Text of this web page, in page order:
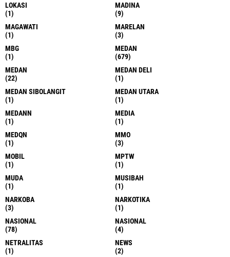
LOKASI
(1)
MADINA
(9)
MAGAWATI
(1)
MARELAN
(3)
MBG
(1)
MEDAN
(679)
MEDAN
(22)
MEDAN DELI
(1)
MEDAN SIBOLANGIT
(1)
MEDAN UTARA
(1)
MEDANN
(1)
MEDIA
(1)
MEDQN
(1)
MMO
(3)
MOBIL
(1)
MPTW
(1)
MUDA
(1)
MUSIBAH
(1)
NARKOBA
(3)
NARKOTIKA
(1)
NASIONAL
(78)
NASIONAL
(4)
NETRALITAS
(1)
NEWS
(2)